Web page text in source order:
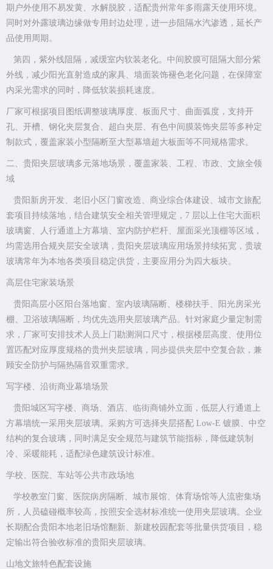
期户外使用不易发黄、水解脱胶，适配贵州常年多雨露天使用环境。
同时对外露玻璃边缘做专用封边处理，进一步阻隔水汽渗透，延长产
品使用周期。
第四，紫外线阻隔，减缓室内软装老化。中间胶膜可阻隔大部分紫
外线，减少阳光直射造成的家具、墙面装饰褪色老化问题，在保障室
内采光需求的同时，降低软装损耗速度。
厂家可根据项目图纸调整玻璃厚度、板面尺寸、曲面弧度，支持开
孔、开槽、钢化夹层复合、超白夹层、有色中间膜装饰夹层等多种定
制款式，覆盖家装小型隔断至大型幕墙超大板面等不同规格需求。
二、贵阳夹层玻璃多元落地场景，覆盖家装、工程、市政、文旅全领
域
贵阳新房开发、老旧小区门窗改造、商业综合体建设、城市文旅配
套项目持续落地，结合建筑安全相关管理规定，7 层以上住宅大面积
玻璃窗、人行通道上方幕墙、室内防护栏杆、屋面采光顶棚等区域，
均需选用合规夹层安全玻璃，贵阳夹层玻璃应用场景持续拓宽，贵玻
玻璃常年为本地各类项目稳定供货，主要应用分为四大板块。
高层住宅家装场景
贵阳高层小区阳台落地窗、室内玻璃隔断、楼梯扶手、阳光房采光
棚、卫浴玻璃隔断，均优先选用夹层玻璃产品。针对家庭少量定制需
求，厂家可安排技术人员上门勘测洞口尺寸，根据楼层高度、使用位
置匹配对应厚度规格的贵州夹层玻璃，同步提供夹层中空复合款，兼
顾安全防护与隔热隔音双重需求。
写字楼、沿街商业幕墙场景
贵阳城区写字楼、商场、酒店、临街商铺外立面，低层人行通道上
方幕墙统一采用夹层玻璃。采购方可选择夹层搭配 Low-E 镀膜、中空
结构的复合玻璃，同时满足安全规范与建筑节能指标，降低建筑制
冷、采暖能耗，适配绿色建筑设计标准。
学校、医院、车站等公共市政场地
学校教室门窗、医院病房隔断、城市展馆、体育场馆等人流密集场
所，人员磕碰概率较高，按照安全选材标准统一使用夹层玻璃。企业
长期配合贵阳本地老旧场馆翻新、新建校园配套等批量供货项目，稳
定输出符合验收标准的贵阳夹层玻璃。
山地文旅特色配套设施